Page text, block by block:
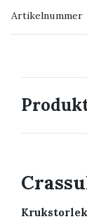
Artikelnummer
Krukstorlek